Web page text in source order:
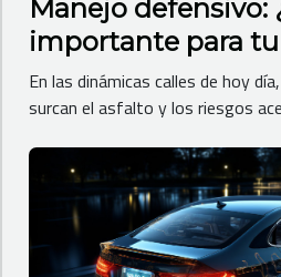
Manejo defensivo:
importante para
En las dinámicas calles de hoy
surcan el asfalto y los riesgos